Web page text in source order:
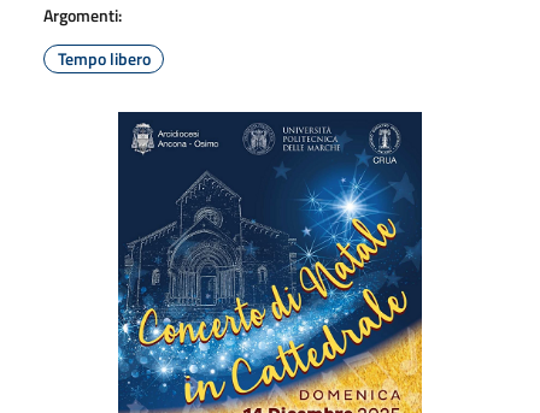
Argomenti:
Tempo libero